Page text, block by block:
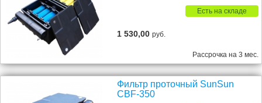
Есть на складе
1 530,00руб.
Рассрочка на 3 мес.
Фильтр проточный SunSun
CBF-350